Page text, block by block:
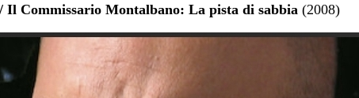
Il Commissario Montalbano: La pista di sabbia (2008)